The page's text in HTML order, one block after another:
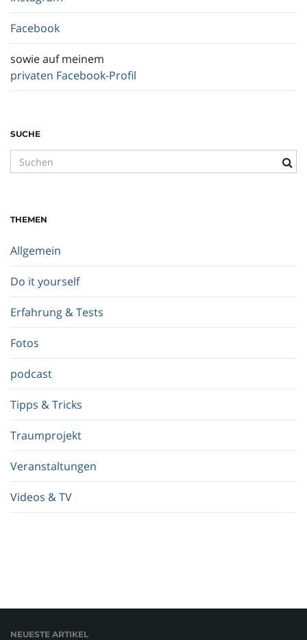
Facebook
sowie auf meinem
privaten Facebook-Profil
SUCHE
u
b
g
i
f
.
.
.
THEMEN
Allgemein
Do it yourself
Erfahrung & Tests
Fotos
podcast
Tipps & Tricks
Traumprojekt
Veranstaltungen
Videos & TV
NEUESTE ARTIKEL